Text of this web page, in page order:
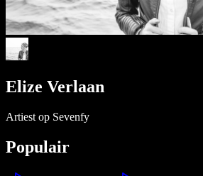
Elize Verlaan
Artiest op Sevenfy
Populair